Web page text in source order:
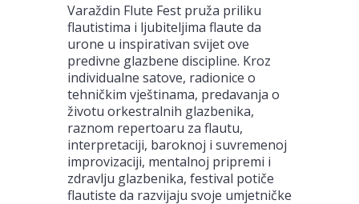
Varaždin Flute Fest pruža priliku
flautistima i ljubiteljima flaute da
urone u inspirativan svijet ove
predivne glazbene discipline. Kroz
individualne satove, radionice o
tehničkim vještinama, predavanja o
životu orkestralnih glazbenika,
raznom repertoaru za flautu,
interpretaciji, baroknoj i suvremenoj
improvizaciji, mentalnoj pripremi i
zdravlju glazbenika, festival potiče
flautiste da razvijaju svoje umjetničke